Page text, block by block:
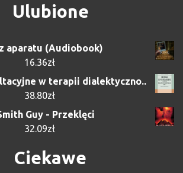
Ulubione
aparatu (Audiobook)
16.36zł
w terapii dialektyczno..
38.80zł
Guy - Przeklęci
32.09zł
Ciekawe